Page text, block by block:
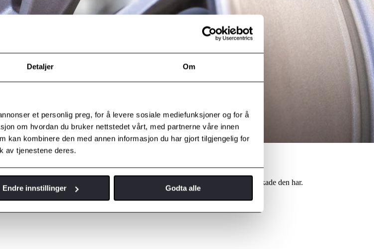
Detaljer Om
et personlig preg, for å levere sosiale mediefunksjoner og for å
om hvordan du bruker nettstedet vårt, med partnerne våre innen
kan kombinere den med annen informasjon du har gjort tilgjengelig for
av tjenestene deres.
Endre innstillinger Godta alle
og misfargede felger kan repareres ved retting eller lakkering ut fra hvilken type skade den har.
felger, slik at bilen din kan nå sitt fulle potensiale igjen.